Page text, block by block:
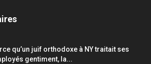
qu’un juif orthodoxe à NY traitait ses
gentiment, la...